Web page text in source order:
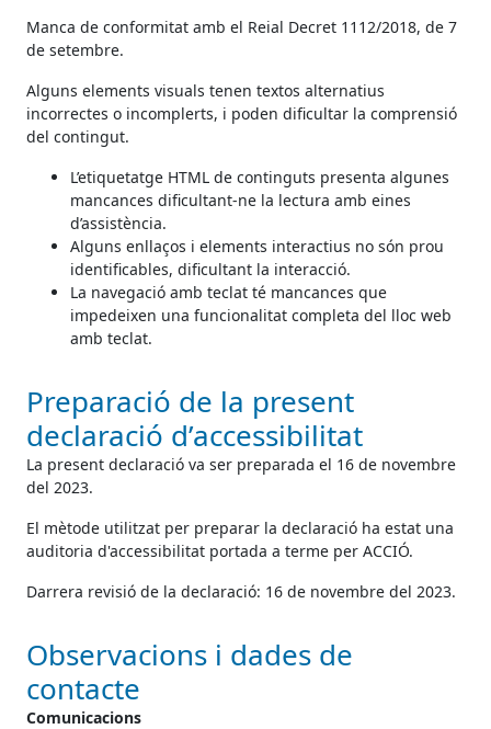
Manca de conformitat amb el Reial Decret 1112/2018, de 7
de setembre.
Alguns elements visuals tenen textos alternatius
incorrectes o incomplerts, i poden dificultar la comprensió
del contingut.
L’etiquetatge HTML de continguts presenta algunes
mancances dificultant-ne la lectura amb eines
d’assistència.
Alguns enllaços i elements interactius no són prou
identificables, dificultant la interacció.
La navegació amb teclat té mancances que
impedeixen una funcionalitat completa del lloc web
amb teclat.
Preparació de la present
declaració d’accessibilitat
La present declaració va ser preparada el 16 de novembre
del 2023.
El mètode utilitzat per preparar la declaració ha estat una
auditoria d'accessibilitat portada a terme per ACCIÓ.
Darrera revisió de la declaració: 16 de novembre del 2023.
Observacions i dades de
contacte
Comunicacions